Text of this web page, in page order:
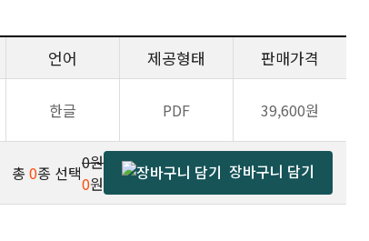
언어 제공형태 판매가격
한글 PDF 39,600원
총 0종 선택0원
0원
장바구니 담기